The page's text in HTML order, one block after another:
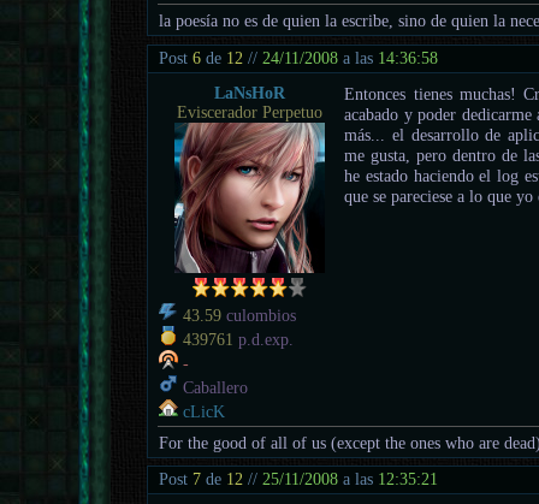
la poesía no es de quien la escribe, sino de quien la
Post6 de 12 // 24/11/2008 a las 14:36:58
LaNsHoR
Eviscerador Perpetuo
43.59 culombios
439761 p.d.exp.
-
Caballero
cLicK
Entonces tienes muchas!
acabado y poder
más... el desarrollo de
me gusta, pero dentro de
he estado haciendo el log
que se pareciese a lo que
For the good of all of us (except the ones who are
Post 7 de 12 //25/11/2008 a las 12:35:21